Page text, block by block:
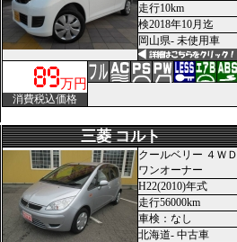
走行10km
検2018年10月迄
岡山県- 未使用車
万円
消費税込価格
三菱 コルト
クールベリー ４ＷＤ
ワンオーナー
H22(2010)年式
走行56000km
車検：なし
北海道- 中古車